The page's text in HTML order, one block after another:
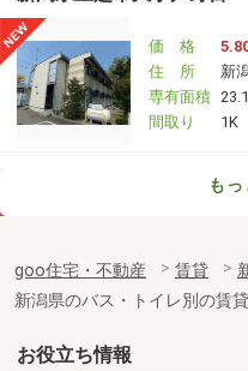
価 格
住 所
新
専有面積
間取り
1K
新潟県十日町市千代田町
専有面積
間取り
新潟県長岡市大島本町５
も
goo住宅・不動産 賃貸
新潟県のバス・トイレ別の賃
お役立ち情報